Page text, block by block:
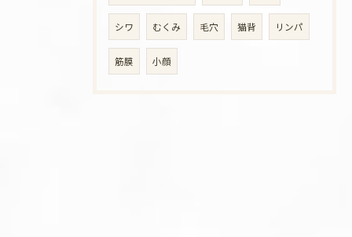
シワ むくみ 毛穴 猫背 リンパ
筋膜 小顔